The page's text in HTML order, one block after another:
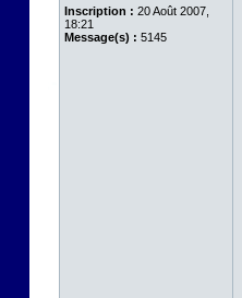
Inscription : 20 Août 2007,
18:21
Message(s) : 5145